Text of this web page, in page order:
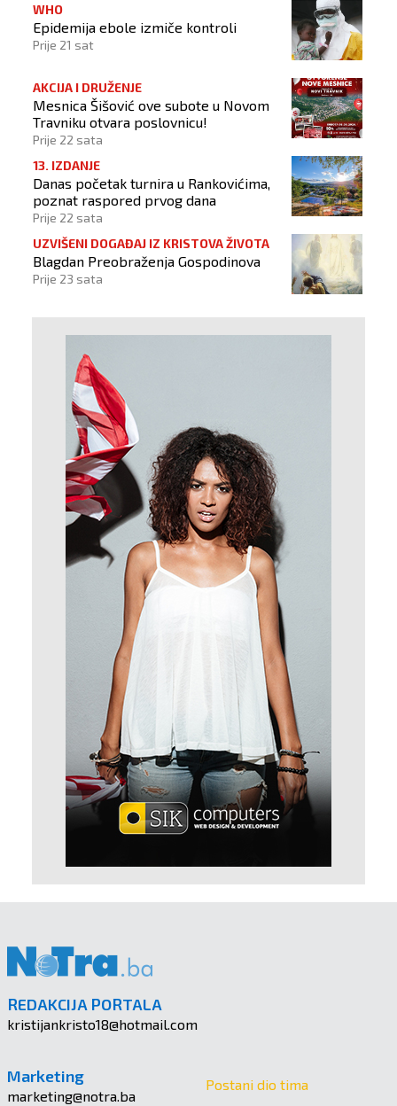
WHO
Epidemija ebole izmiče kontroli
Prije 21 sat
AKCIJA I DRUŽENJE
Mesnica Šišović ove subote u Novom
Travniku otvara poslovnicu!
Prije 22 sata
13. IZDANJE
Danas početak turnira u Rankovićima,
poznat raspored prvog dana
Prije 22 sata
UZVIŠENI DOGAĐAJ IZ KRISTOVA ŽIVOTA
Blagdan Preobraženja Gospodinova
Prije 23 sata
REDAKCIJA PORTALA
kristijankristo18@hotmail.com
Marketing
marketing@notra.ba
Postani dio tima